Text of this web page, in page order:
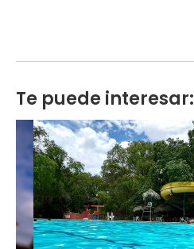
Te puede interesar: